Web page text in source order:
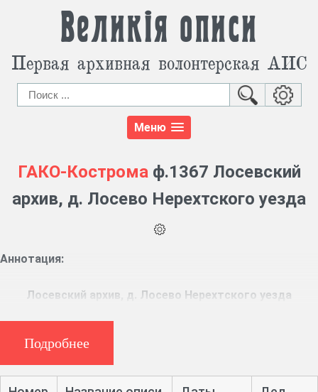
Великія описи
Первая архивная волонтерская АИС
Меню
ГАКО-Костромаф.1367 Лосевский
архив, д. Лосево Нерехтского уезда
Аннотация:
Лосевский архив, д. Лосево Нерехтского уезда
сыски, решения и акты по судебным делам. Выводные
Подробнее